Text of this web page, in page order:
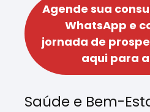
Agende sua
WhatsApp e
jornada de
aqui para
Saúde e Bem-